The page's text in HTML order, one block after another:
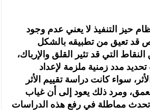
حيز التنفيذ لا يعني عدم وجود
قد تعيق من تطبيقه بالشكل
النقاط التي قد تثير القلق والإرباك،
مدد زمنية ملزمة لإعداد
سواء كانت دراسة تقييم الأثر
ومرد ذلك يعود إلى أن غياب
تحدث مماطلة في رفع هذه الدراسات